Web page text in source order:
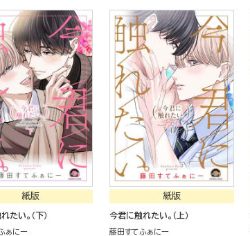
紙版
たい。（下）
ぁにー
紙版
今君に触れたい。（上）
藤田すてふぁにー